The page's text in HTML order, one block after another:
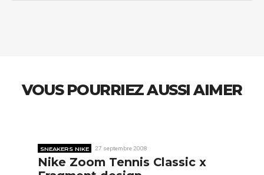
VOUS POURRIEZ AUSSI AIMER
SNEAKERS NIKE 27 septembre 2008
Nike Zoom Tennis Classic x